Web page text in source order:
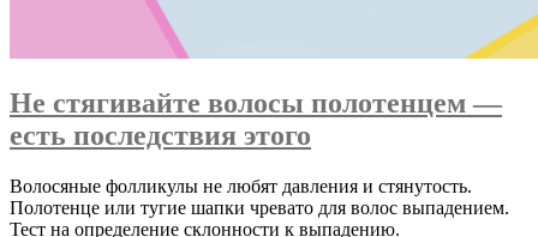
Не стягивайте волосы полотенцем —
есть последствия этого
Волосяные фолликулы не любят давления и стянутость.
Полотенце или тугие шапки чревато для волос выпадением.
Тест на определение склонности к выпадению.